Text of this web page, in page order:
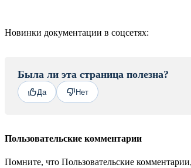
Новинки документации в соцсетях:
Была ли эта страница полезна?
Да Нет
Пользовательские комментарии
Помните, что Пользовательские